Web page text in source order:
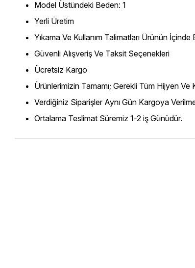
Model Üstündeki Beden: 1
Yerli Üretim
Yıkama Ve Kullanım Talimatları Ürünün
Güvenli Alışveriş Ve Taksit Seçenekleri
Ücretsiz Kargo
Ürünlerimizin Tamamı; Gerekli Tüm Hijyen
Verdiğiniz Siparişler Aynı Gün Kargoya
Ortalama Teslimat Süremiz 1-2 iş Günüdür.